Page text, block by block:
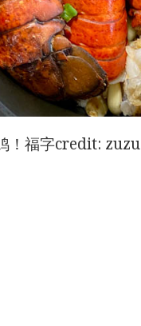
！福字credit: zuzu